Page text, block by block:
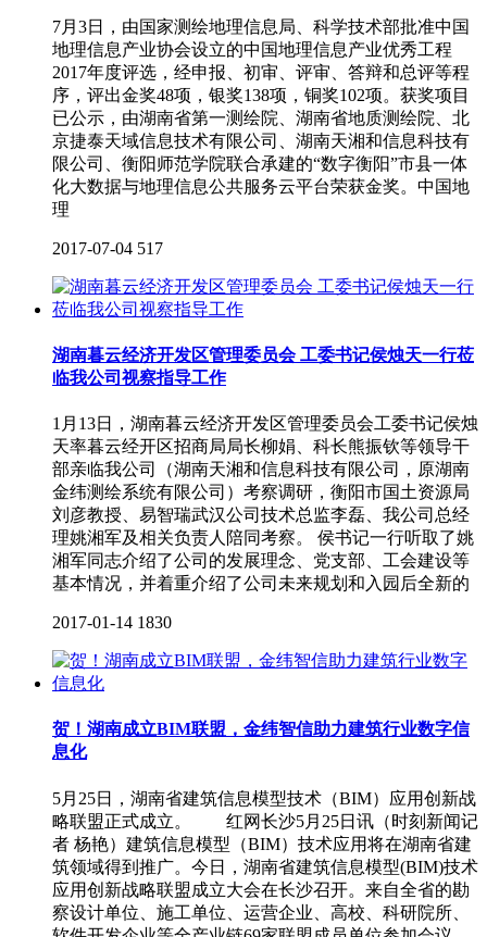
7月3日，由国家测绘地理信息局、科学技术部批准中国
地理信息产业协会设立的中国地理信息产业优秀工程
2017年度评选，经申报、初审、评审、答辩和总评等程
序，评出金奖48项，银奖138项，铜奖102项。获奖项目
已公示，由湖南省第一测绘院、湖南省地质测绘院、北
京捷泰天域信息技术有限公司、湖南天湘和信息科技有
限公司、衡阳师范学院联合承建的“数字衡阳”市县一体
化大数据与地理信息公共服务云平台荣获金奖。中国地
理
2017-07-04 517
湖南暮云经济开发区管理委员会 工委书记侯烛天一行莅
临我公司视察指导工作
1月13日，湖南暮云经济开发区管理委员会工委书记侯烛
天率暮云经开区招商局局长柳娟、科长熊振钦等领导干
部亲临我公司（湖南天湘和信息科技有限公司，原湖南
金纬测绘系统有限公司）考察调研，衡阳市国土资源局
刘彦教授、易智瑞武汉公司技术总监李磊、我公司总经
理姚湘军及相关负责人陪同考察。 侯书记一行听取了姚
湘军同志介绍了公司的发展理念、党支部、工会建设等
基本情况，并着重介绍了公司未来规划和入园后全新的
2017-01-14 1830
贺！湖南成立BIM联盟，金纬智信助力建筑行业数字信
息化
5月25日，湖南省建筑信息模型技术（BIM）应用创新战
略联盟正式成立。 红网长沙5月25日讯（时刻新闻记
者 杨艳）建筑信息模型（BIM）技术应用将在湖南省建
筑领域得到推广。今日，湖南省建筑信息模型(BIM)技术
应用创新战略联盟成立大会在长沙召开。来自全省的勘
察设计单位、施工单位、运营企业、高校、科研院所、